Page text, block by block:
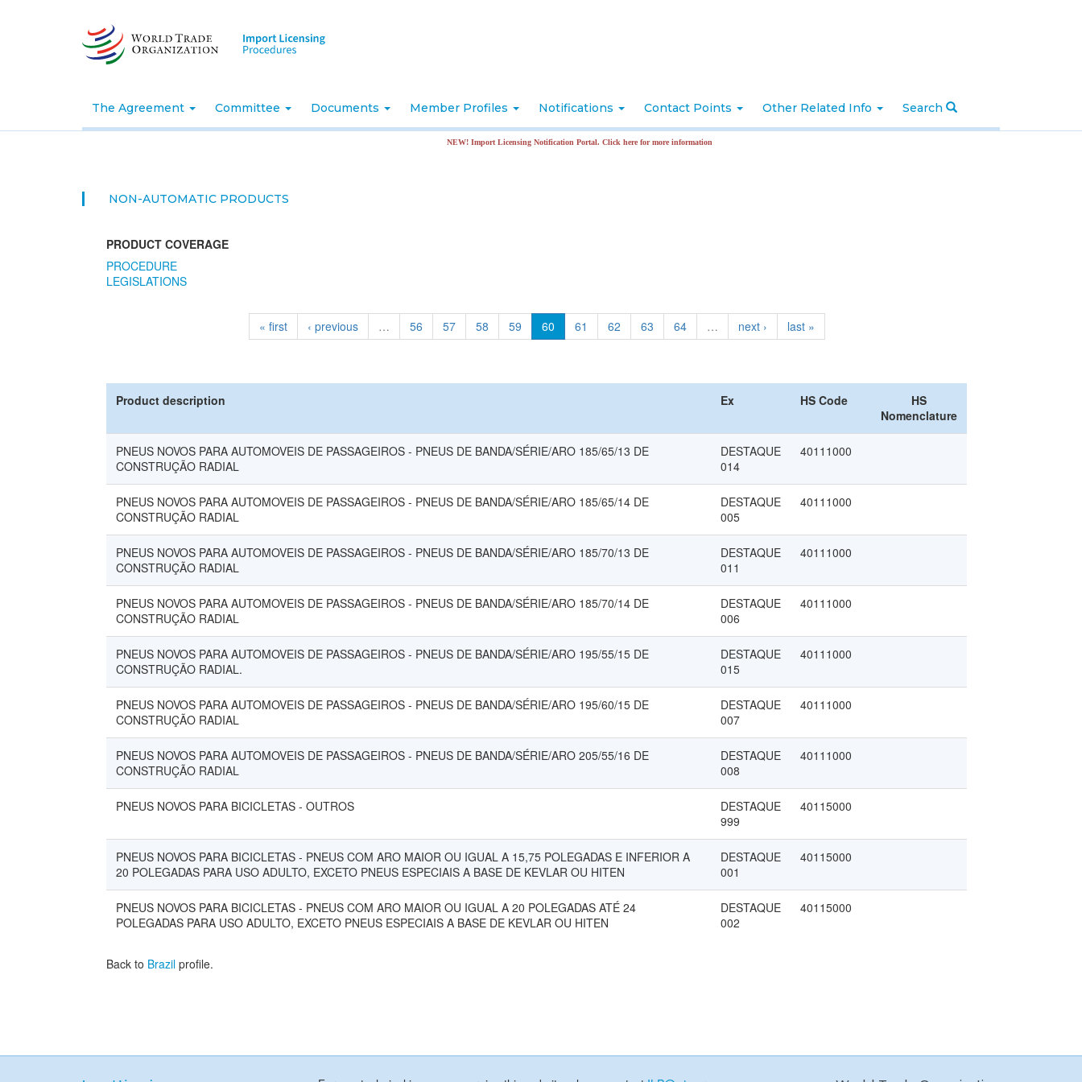
The Agreement Committee Documents Member Profiles Notifications Contact Points Other Related Info Search
NEW! Import Licensing Notification Portal. Click here for more information
NON-AUTOMATIC PRODUCTS
PRODUCT COVERAGE
PROCEDURE
LEGISLATIONS
« first ‹ previous … 56 57 58 59 60 61 62 63 64 … next › last »
Product description Ex HS Code
HS
Nomenclature
PNEUS NOVOS PARA AUTOMOVEIS DE PASSAGEIROS - PNEUS DE BANDA/SÉRIE/ARO 185/65/13 DE
CONSTRUÇÃO RADIAL
DESTAQUE
014
40111000
PNEUS NOVOS PARA AUTOMOVEIS DE PASSAGEIROS - PNEUS DE BANDA/SÉRIE/ARO 185/65/14 DE
CONSTRUÇÃO RADIAL
DESTAQUE
005
40111000
PNEUS NOVOS PARA AUTOMOVEIS DE PASSAGEIROS - PNEUS DE BANDA/SÉRIE/ARO 185/70/13 DE
CONSTRUÇÃO RADIAL
DESTAQUE
011
40111000
PNEUS NOVOS PARA AUTOMOVEIS DE PASSAGEIROS - PNEUS DE BANDA/SÉRIE/ARO 185/70/14 DE
CONSTRUÇÃO RADIAL
DESTAQUE
006
40111000
PNEUS NOVOS PARA AUTOMOVEIS DE PASSAGEIROS - PNEUS DE BANDA/SÉRIE/ARO 195/55/15 DE
CONSTRUÇÃO RADIAL.
DESTAQUE
015
40111000
PNEUS NOVOS PARA AUTOMOVEIS DE PASSAGEIROS - PNEUS DE BANDA/SÉRIE/ARO 195/60/15 DE
CONSTRUÇÃO RADIAL
DESTAQUE
007
40111000
PNEUS NOVOS PARA AUTOMOVEIS DE PASSAGEIROS - PNEUS DE BANDA/SÉRIE/ARO 205/55/16 DE
CONSTRUÇÃO RADIAL
DESTAQUE
008
40111000
PNEUS NOVOS PARA BICICLETAS - OUTROS
DESTAQUE
999
40115000
PNEUS NOVOS PARA BICICLETAS - PNEUS COM ARO MAIOR OU IGUAL A 15,75 POLEGADAS E INFERIOR A
20 POLEGADAS PARA USO ADULTO, EXCETO PNEUS ESPECIAIS A BASE DE KEVLAR OU HITEN
DESTAQUE
001
40115000
PNEUS NOVOS PARA BICICLETAS - PNEUS COM ARO MAIOR OU IGUAL A 20 POLEGADAS ATÉ 24
POLEGADAS PARA USO ADULTO, EXCETO PNEUS ESPECIAIS A BASE DE KEVLAR OU HITEN
DESTAQUE
002
40115000
Back to Brazil profile.